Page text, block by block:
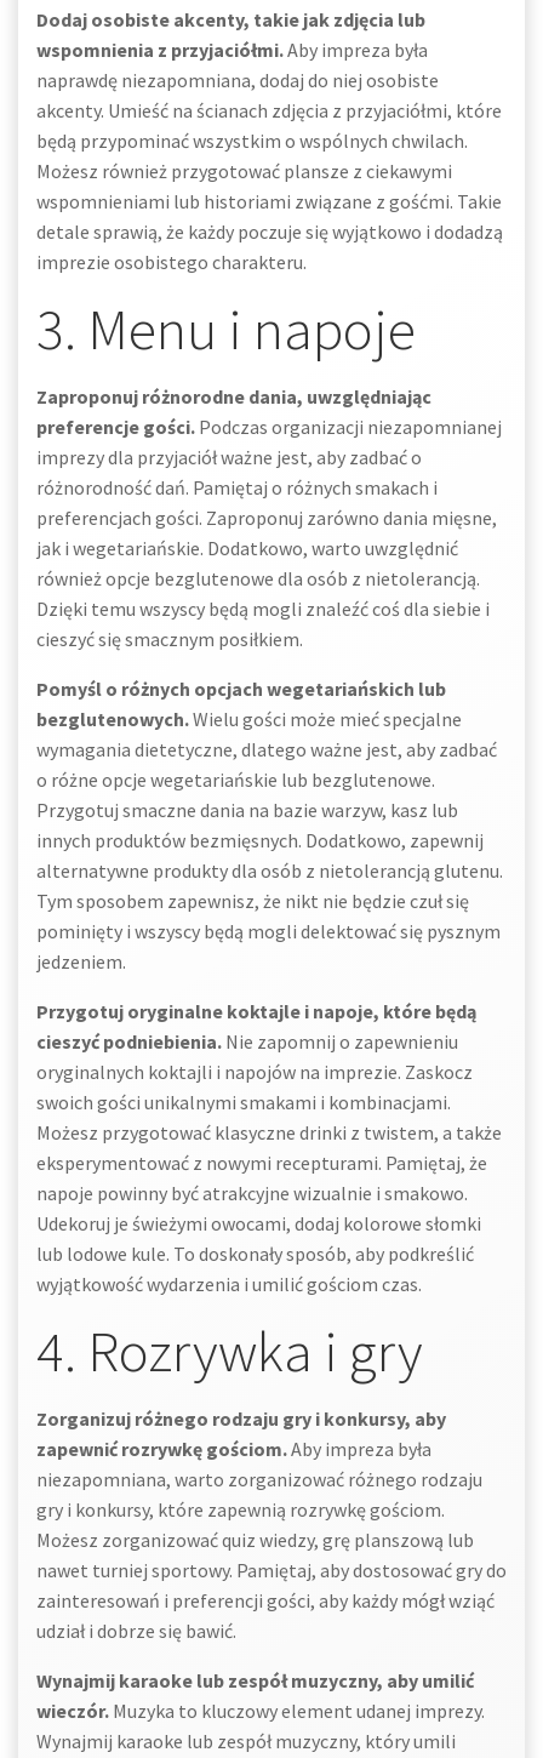
Dodaj osobiste akcenty, takie jak zdjęcia lub
wspomnienia z przyjaciółmi.Aby impreza była
naprawdę niezapomniana, dodaj do niej osobiste
akcenty. Umieść na ścianach zdjęcia z przyjaciółmi, które
będą przypominać wszystkim o wspólnych chwilach.
Możesz również przygotować plansze z ciekawymi
wspomnieniami lub historiami związane z gośćmi. Takie
detale sprawią, że każdy poczuje się wyjątkowo i dodadzą
imprezie osobistego charakteru.
3. Menu i napoje
Zaproponuj różnorodne dania, uwzględniając
preferencje gości. Podczas organizacji niezapomnianej
imprezy dla przyjaciół ważne jest, aby zadbać o
różnorodność dań. Pamiętaj o różnych smakach i
preferencjach gości. Zaproponuj zarówno dania mięsne,
jak i wegetariańskie. Dodatkowo, warto uwzględnić
również opcje bezglutenowe dla osób z nietolerancją.
Dzięki temu wszyscy będą mogli znaleźć coś dla siebie i
cieszyć się smacznym posiłkiem.
Pomyśl o różnych opcjach wegetariańskich lub
bezglutenowych.Wielu gości może mieć specjalne
wymagania dietetyczne, dlatego ważne jest, aby zadbać
o różne opcje wegetariańskie lub bezglutenowe.
Przygotuj smaczne dania na bazie warzyw, kasz lub
innych produktów bezmięsnych. Dodatkowo, zapewnij
alternatywne produkty dla osób z nietolerancją glutenu.
Tym sposobem zapewnisz, że nikt nie będzie czuł się
pominięty i wszyscy będą mogli delektować się pysznym
jedzeniem.
Przygotuj oryginalne koktajle i napoje, które będą
cieszyć podniebienia. Nie zapomnij o zapewnieniu
oryginalnych koktajli i napojów na imprezie. Zaskocz
swoich gości unikalnymi smakami i kombinacjami.
Możesz przygotować klasyczne drinki z twistem, a także
eksperymentować z nowymi recepturami. Pamiętaj, że
napoje powinny być atrakcyjne wizualnie i smakowo.
Udekoruj je świeżymi owocami, dodaj kolorowe słomki
lub lodowe kule. To doskonały sposób, aby podkreślić
wyjątkowość wydarzenia i umilić gościom czas.
4. Rozrywka i gry
Zorganizuj różnego rodzaju gry i konkursy, aby
zapewnić rozrywkę gościom.Aby impreza była
niezapomniana, warto zorganizować różnego rodzaju
gry i konkursy, które zapewnią rozrywkę gościom.
Możesz zorganizować quiz wiedzy, grę planszową lub
nawet turniej sportowy. Pamiętaj, aby dostosować gry do
zainteresowań i preferencji gości, aby każdy mógł wziąć
udział i dobrze się bawić.
Wynajmij karaoke lub zespół muzyczny, aby umilić
wieczór. Muzyka to kluczowy element udanej imprezy.
Wynajmij karaoke lub zespół muzyczny, który umili